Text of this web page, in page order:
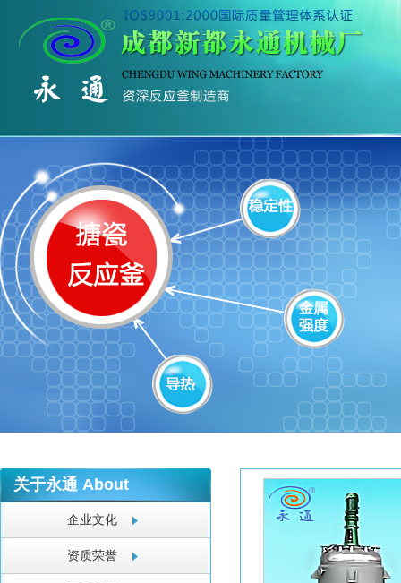
关于永通 About
企业文化
资质荣誉